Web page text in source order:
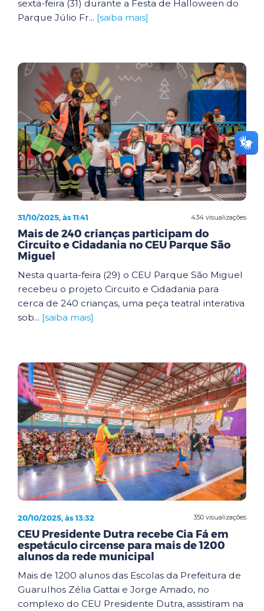
sexta-feira (31) durante a Festa de Halloween do
Parque Júlio Fr... [saiba mais]
434 visualizações
31/10/2025, às 11:41
Mais de 240 crianças participam do
Circuito e Cidadania no CEU Parque São
Miguel
Nesta quarta-feira (29) o CEU Parque São Miguel
recebeu o projeto Circuito e Cidadania para
cerca de 240 crianças, uma peça teatral interativa
sob... [saiba mais]
350 visualizações
20/10/2025, às 13:32
CEU Presidente Dutra recebe Cia Fá em
espetáculo circense para mais de 1200
alunos da rede municipal
Mais de 1200 alunos das Escolas da Prefeitura de
Guarulhos Zélia Gattai e Jorge Amado, no
complexo do CEU Presidente Dutra, assistiram na